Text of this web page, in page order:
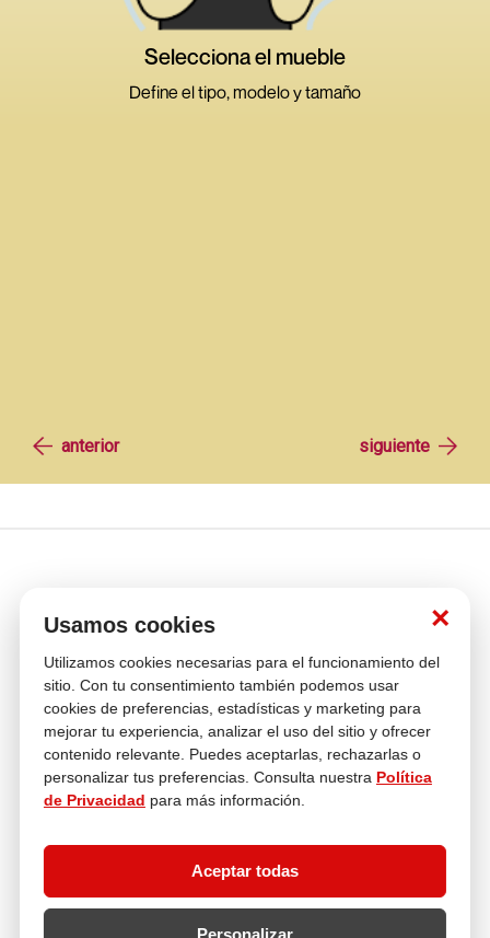
×
Usamos cookies
Utilizamos cookies necesarias para el funcionamiento del
sitio. Con tu consentimiento también podemos usar
cookies de preferencias, estadísticas y marketing para
mejorar tu experiencia, analizar el uso del sitio y ofrecer
contenido relevante. Puedes aceptarlas, rechazarlas o
personalizar tus preferencias. Consulta nuestra Política
de Privacidad para más información.
Aceptar todas
Personalizar
telefónica
tranquilidad
Múltiples
Medios de pago
Devoluciones
Asesoría
En tus compras
¿Necesitas ayuda con tu compra?
hola@multitop.pe
Central Telefónica: 01 619 4444